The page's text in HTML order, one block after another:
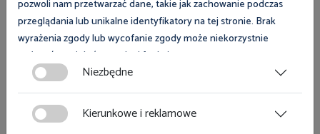
Inne
1 stycznia 2026
Okręgowy Inspektorat Pracy w Olsztynie
"Pracodawca - organizator pracy
bezpiecznej" - edycja XXXIII
pozwoli nam przetwarzać dane, takie jak zachowanie podczas
przeglądania lub unikalne identyfikatory na tej stronie. Brak
wyrażenia zgody lub wycofanie zgody może niekorzystnie
wpłynąć na niektóre cechy i funkcje.
Zgoda na pliki cookies jest dobrowolna i można ją wycofać lub
zmodyfikować w dowolnym momencie klikając w przycisk
ciasteczka w lewym dolnym rogu strony. Więcej informacji
Niezbędne
Kierunkowe i reklamowe